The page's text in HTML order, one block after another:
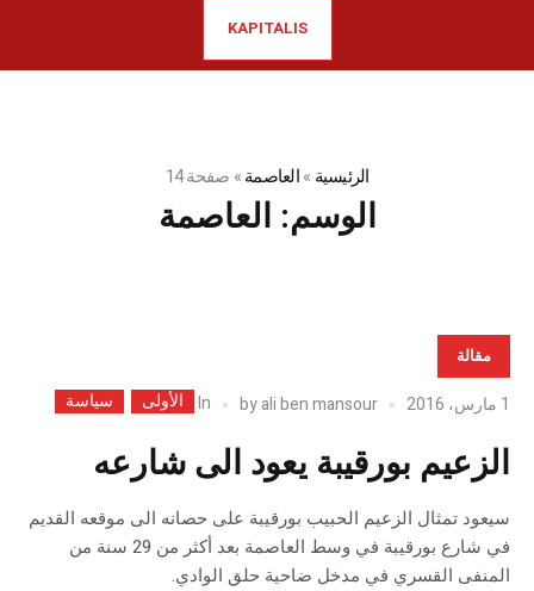
KAPITALIS
الرئيسية »العاصمة» صفحة 14
الوسم: العاصمة
مقالة
1 مارس، 2016 byali ben mansour
In الأولى سياسة
الزعيم بورقيبة يعود الى شارعه
سيعود تمثال الزعيم الحبيب بورقيبة على حصانه الى موقعه القديم
في شارع بورقيبة في وسط العاصمة بعد أكثر من 29 سنة من
المنفى القسري في مدخل ضاحية حلق الوادي.